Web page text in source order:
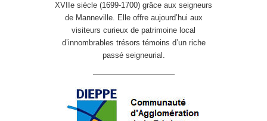
XVIIe siècle (1699-1700) grâce aux seigneurs
de Manneville. Elle offre aujourd’hui aux
visiteurs curieux de patrimoine local
d’innombrables trésors témoins d’un riche
passé seigneurial.
——————————–